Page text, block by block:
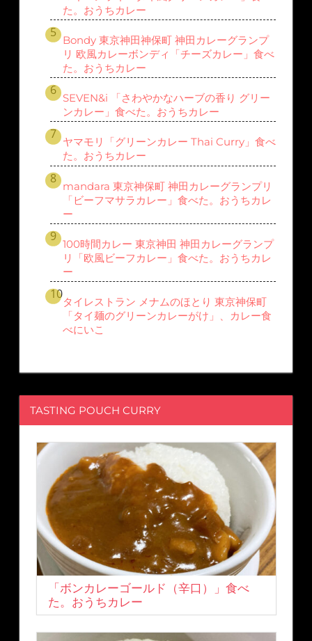
た。おうちカレー
Bondy 東京神田神保町 神田カレーグランプ
リ 欧風カレーボンディ「チーズカレー」食べ
た。おうちカレー
SEVEN&i 「さわやかなハーブの香り グリー
ンカレー」食べた。おうちカレー
ヤマモリ「グリーンカレー Thai Curry」食べ
た。おうちカレー
mandara 東京神保町 神田カレーグランプリ
「ビーフマサラカレー」食べた。おうちカレ
ー
100時間カレー 東京神田 神田カレーグランプ
リ「欧風ビーフカレー」食べた。おうちカレ
ー
タイレストラン メナムのほとり 東京神保町
「タイ麺のグリーンカレーがけ」、カレー食
べにいこ
TASTING POUCH CURRY
「ボンカレーゴールド（辛口）」食べ
た。おうちカレー